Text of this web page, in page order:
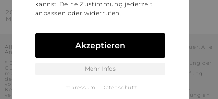
2016 - 2026 © Stylaholic.
Made for you with love in munich.
Alle Preise inkl. der jeweils geltenden gesetzlichen Mehrwertsteuer. Alle
Angaben ohne Gewähr.
* Die angezeigten Preise beinhalten Rabatte, die durch die Nutzung der
Gutschein-Codes auf den Seiten unserer Partner voraussichtlich
realisiert werden können. Stylaholic führt keine vollständige Prüfung
der Gutschein-Codes durch und es kann daher in Einzelfällen
vorkommen, dass die Gutscheine abweichend von unserem
Kenntnisstand bei dem jeweiligen Shop nicht oder nur teilweise
verwendet werden können. Darüber hinaus kann deren Verwendung an
kannst Deine Zustimmung jederzeit
anpassen oder widerrufen.
Akzeptieren
Mehr Infos
Impressum | Datenschutz